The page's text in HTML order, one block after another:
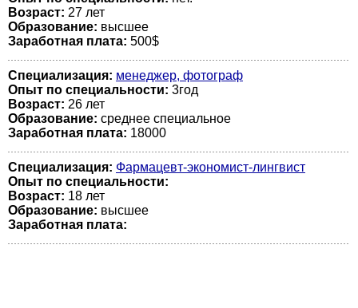
Возраст: 27 лет
Образование: высшее
Заработная плата: 500$
Специализация: менеджер, фотограф
Опыт по специальности: 3год
Возраст: 26 лет
Образование: среднее специальное
Заработная плата: 18000
Специализация: Фармацевт-экономист-лингвист
Опыт по специальности:
Возраст: 18 лет
Образование: высшее
Заработная плата: